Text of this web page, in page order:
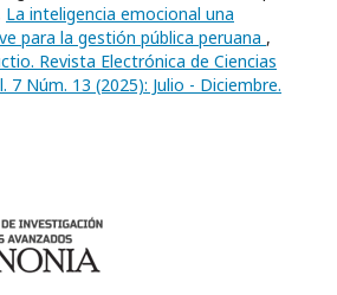
La inteligencia emocional una
para la gestión pública peruana ,
Revista Electrónica de Ciencias
7 Núm. 13 (2025): Julio - Diciembre.